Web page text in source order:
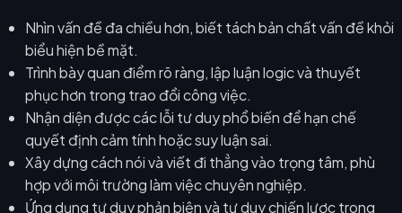
Nhìn vấn đề đa chiều hơn, biết tách bản chất vấn đề khỏi
biểu hiện bề mặt.
Trình bày quan điểm rõ ràng, lập luận logic và thuyết
phục hơn trong trao đổi công việc.
Nhận diện được các lỗi tư duy phổ biến để hạn chế
quyết định cảm tính hoặc suy luận sai.
Xây dựng cách nói và viết đi thẳng vào trọng tâm, phù
hợp với môi trường làm việc chuyên nghiệp.
Ứng dụng tư duy phản biện và tư duy chiến lược trong